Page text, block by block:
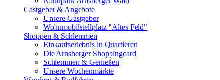
Gastgeber & Angebote
Unsere Gastgeber
Wohnmobilstellplatz "Altes Feld"
Shoppen & Schlemmen
Einkaufserlebnis in Quartieren
Die Arnsberger Shoppingcard
Schlemmen & Genießen
Unsere Wochenmärkte